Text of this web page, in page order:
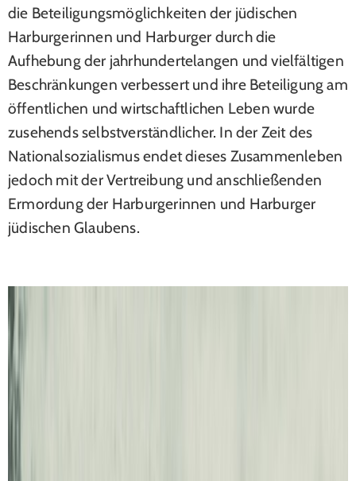
die Beteiligungsmöglichkeiten der jüdischen
Harburgerinnen und Harburger durch die
Aufhebung der jahrhundertelangen und vielfältigen
Beschränkungen verbessert und ihre Beteiligung am
öffentlichen und wirtschaftlichen Leben wurde
zusehends selbstverständlicher. In der Zeit des
Nationalsozialismus endet dieses Zusammenleben
jedoch mit der Vertreibung und anschließenden
Ermordung der Harburgerinnen und Harburger
jüdischen Glaubens.